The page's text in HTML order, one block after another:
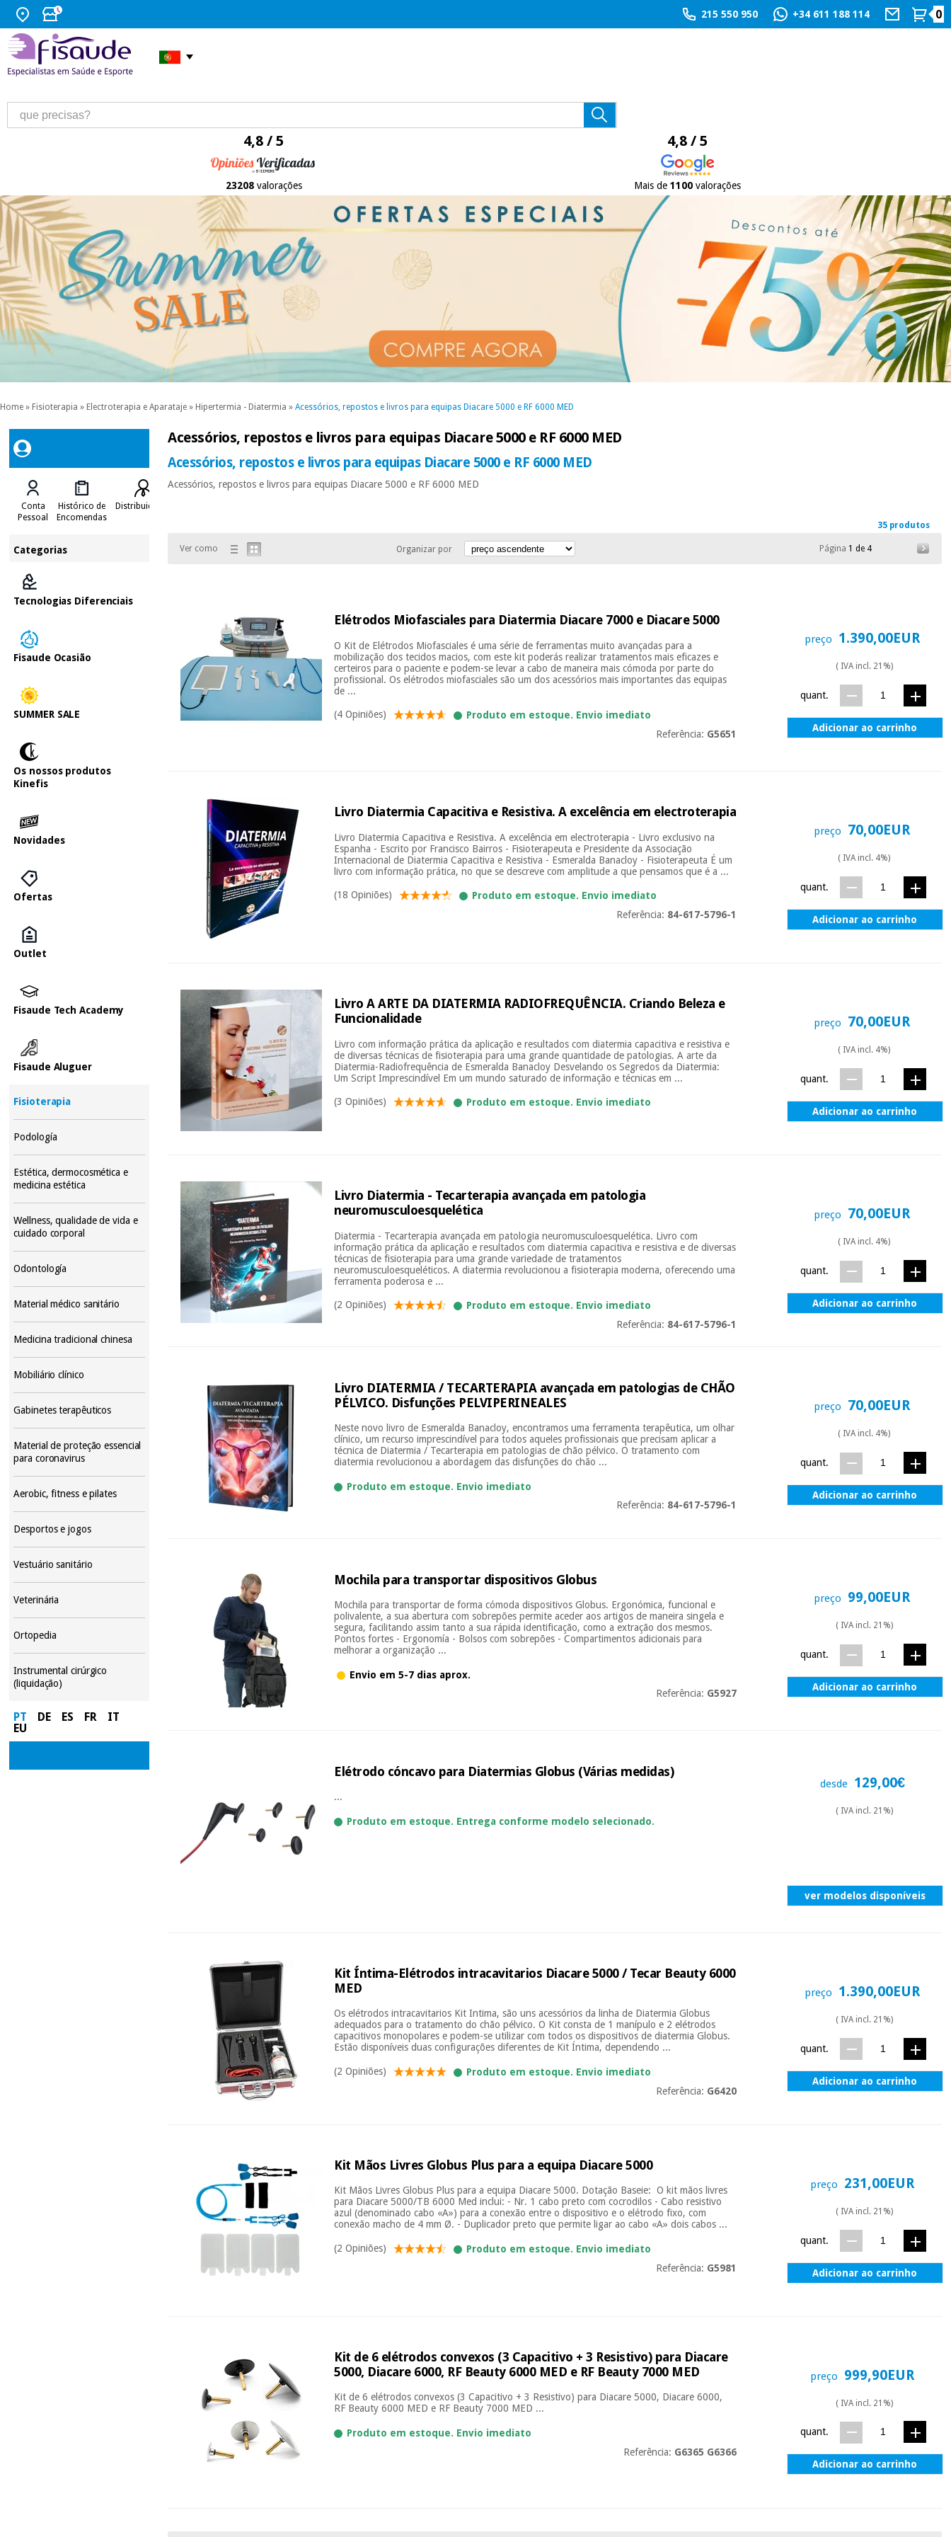
215 550 950 +34 611 188 114 0
4,8 / 5
23208valorações
4,8 / 5
Mais de 1100valorações
Home » Fisioterapia » Electroterapia e Aparataje » Hipertermia - Diatermia » Acessórios, repostos e livros para equipas Diacare 5000 e RF 6000 MED
Conta
Pessoal
Histórico de
Encomendas
Distribuidores
Categorias
Tecnologias Diferenciais
Fisaude Ocasião
SUMMER SALE
Os nossos produtos
Kinefis
Novidades
Ofertas
Outlet
Fisaude Tech Academy
Fisaude Aluguer
Fisioterapia
Podología
Estética, dermocosmética e
medicina estética
Wellness, qualidade de vida e
cuidado corporal
Odontología
Material médico sanitário
Medicina tradicional chinesa
Mobiliário clínico
Gabinetes terapêuticos
Material de proteção essencial
para coronavirus
Aerobic, fitness e pilates
Desportos e jogos
Vestuário sanitário
Veterinária
Ortopedia
Instrumental cirúrgico
(liquidação)
PT DE ES FR
IT
EU
Acessórios, repostos e livros para equipas Diacare 5000 e RF 6000 MED
Acessórios, repostos e livros para equipas Diacare 5000 e RF 6000 MED
Acessórios, repostos e livros para equipas Diacare 5000 e RF 6000 MED
35 produtos
Ver como Organizar por Página 1 de 4
Elétrodos Miofasciales para Diatermia Diacare 7000 e Diacare 5000
O Kit de Elétrodos Miofasciales é uma série de ferramentas muito avançadas para a
mobilização dos tecidos macios, com este kit poderás realizar tratamentos mais eficazes e
certeiros para o paciente e podem-se levar a cabo de maneira mais cómoda por parte do
profissional. Os elétrodos miofasciales são um dos acessórios mais importantes das equipas
de ...
(4 Opiniões)
Produto em estoque. Envio imediato
Referência: G5651
preço 1.390,00EUR
( IVA incl. 21%)
quant.
Adicionar ao carrinho
Livro Diatermia Capacitiva e Resistiva. A excelência em electroterapia
Livro Diatermia Capacitiva e Resistiva. A excelência em electroterapia - Livro exclusivo na
Espanha - Escrito por Francisco Bairros - Fisioterapeuta e Presidente da Associação
Internacional de Diatermia Capacitiva e Resistiva - Esmeralda Banacloy - Fisioterapeuta É um
livro com informação prática, no que se descreve com amplitude a que pensamos que é a ...
(18 Opiniões)
Produto em estoque. Envio imediato
Referência: 84-617-5796-1
preço 70,00EUR
( IVA incl. 4%)
quant.
Adicionar ao carrinho
Livro A ARTE DA DIATERMIA RADIOFREQUÊNCIA. Criando Beleza e
Funcionalidade
Livro com informação prática da aplicação e resultados com diatermia capacitiva e resistiva e
de diversas técnicas de fisioterapia para uma grande quantidade de patologias. A arte da
Diatermia-Radiofrequência de Esmeralda Banacloy Desvelando os Segredos da Diatermia:
Um Script Imprescindível Em um mundo saturado de informação e técnicas em ...
(3 Opiniões) Produto em estoque. Envio imediato
preço 70,00EUR
( IVA incl. 4%)
quant.
Adicionar ao carrinho
Livro Diatermia - Tecarterapia avançada em patologia
neuromusculoesquelética
Diatermia - Tecarterapia avançada em patologia neuromusculoesquelética. Livro com
informação prática da aplicação e resultados com diatermia capacitiva e resistiva e de diversas
técnicas de fisioterapia para uma grande variedade de tratamentos
neuromusculoesqueléticos. A diatermia revolucionou a fisioterapia moderna, oferecendo uma
ferramenta poderosa e ...
(2 Opiniões)
Produto em estoque. Envio imediato
Referência: 84-617-5796-1
preço 70,00EUR
( IVA incl. 4%)
quant.
Adicionar ao carrinho
Livro DIATERMIA / TECARTERAPIA avançada em patologias de CHÃO
PÉLVICO. Disfunções PELVIPERINEALES
Neste novo livro de Esmeralda Banacloy, encontramos uma ferramenta terapêutica, um olhar
clínico, um recurso imprescindível para todos aqueles profissionais que precisam aplicar a
técnica de Diatermia / Tecarterapia em patologias de chão pélvico. O tratamento com
diatermia revolucionou a abordagem das disfunções do chão ...
Produto em estoque. Envio imediato
Referência: 84-617-5796-1
preço 70,00EUR
( IVA incl. 4%)
quant.
Adicionar ao carrinho
Mochila para transportar dispositivos Globus
Mochila para transportar de forma cómoda dispositivos Globus. Ergonómica, funcional e
polivalente, a sua abertura com sobrepões permite aceder aos artigos de maneira singela e
segura, facilitando assim tanto a sua rápida identificação, como a extração dos mesmos.
Pontos fortes - Ergonomía - Bolsos com sobrepões - Compartimentos adicionais para
melhorar a organização ...
Envio em 5-7 dias aprox.
Referência: G5927
preço 99,00EUR
( IVA incl. 21%)
quant.
Adicionar ao carrinho
Elétrodo cóncavo para Diatermias Globus (Várias medidas)
...
Produto em estoque. Entrega conforme modelo selecionado.
desde 129,00€
( IVA incl. 21%)
ver modelos disponíveis
Kit Íntima-Elétrodos intracavitarios Diacare 5000 / Tecar Beauty 6000
MED
Os elétrodos intracavitarios Kit Intima, são uns acessórios da linha de Diatermia Globus
adequados para o tratamento do chão pélvico. O Kit consta de 1 manípulo e 2 elétrodos
capacitivos monopolares e podem-se utilizar com todos os dispositivos de diatermia Globus.
Estão disponíveis duas configurações diferentes de Kit Íntima, dependendo ...
(2 Opiniões)
Produto em estoque. Envio imediato
Referência: G6420
preço 1.390,00EUR
( IVA incl. 21%)
quant.
Adicionar ao carrinho
Kit Mãos Livres Globus Plus para a equipa Diacare 5000
Kit Mãos Livres Globus Plus para a equipa Diacare 5000. Dotação Baseie: O kit mãos livres
para Diacare 5000/TB 6000 Med inclui: - Nr. 1 cabo preto com cocrodilos - Cabo resistivo
azul (denominado cabo «A») para a conexão entre o dispositivo e o elétrodo fixo, com
conexão macho de 4 mm Ø. - Duplicador preto que permite ligar ao cabo «A» dois cabos ...
(2 Opiniões)
Produto em estoque. Envio imediato
Referência: G5981
preço 231,00EUR
( IVA incl. 21%)
quant.
Adicionar ao carrinho
Kit de 6 elétrodos convexos (3 Capacitivo + 3 Resistivo) para Diacare
5000, Diacare 6000, RF Beauty 6000 MED e RF Beauty 7000 MED
Kit de 6 elétrodos convexos (3 Capacitivo + 3 Resistivo) para Diacare 5000, Diacare 6000,
RF Beauty 6000 MED e RF Beauty 7000 MED ...
Produto em estoque. Envio imediato
Referência: G6365 G6366
preço 999,90EUR
( IVA incl. 21%)
quant.
Adicionar ao carrinho